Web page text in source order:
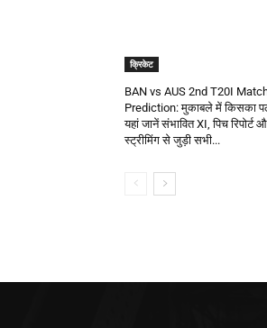
क्रिकेट
BAN vs AUS 2nd T20I
Prediction: मुकाबले में किसका
यहां जानें संभावित XI, पिच रिपोर्ट
स्ट्रीमिंग से जुड़ी सभी...